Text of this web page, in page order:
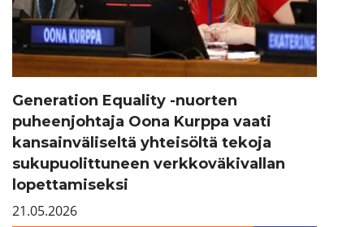
Generation Equality -nuorten
puheenjohtaja Oona Kurppa vaati
kansainväliseltä yhteisöltä tekoja
sukupuolittuneen verkkoväkivallan
lopettamiseksi
21.05.2026